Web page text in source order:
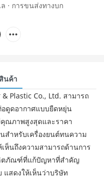
· การขนส่งทางบก
นค้า
Plastic Co., Ltd. สามารถ
ดูดอากาศแบบยืดหยุ่น
ณภาพสูงสุดและราคา
สำหรับเครื่องยนต์ทนความ
ห็นถึงความสามารถด้านการ
ตภัณฑ์ที่แก้ปัญหาที่สำคัญ
สดงให้เห็นว่าบริษัท